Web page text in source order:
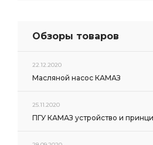
Обзоры товаров
22.12.2020
Масляной насос КАМАЗ
25.11.2020
ПГУ КАМАЗ устройство и